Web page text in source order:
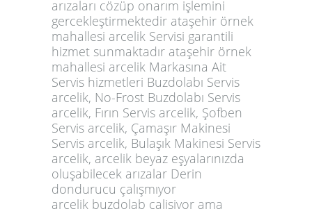
arızaları cözüp onarım işlemini
gercekleştirmektedir ataşehir örnek
mahallesi arcelik Servisi garantili
hizmet sunmaktadır ataşehir örnek
mahallesi arcelik Markasına Ait
Servis hizmetleri Buzdolabı Servis
arcelik, No-Frost Buzdolabı Servis
arcelik, Fırın Servis arcelik, Şofben
Servis arcelik, Çamaşır Makinesi
Servis arcelik, Bulaşık Makinesi Servis
arcelik, arcelik beyaz eşyalarınızda
oluşabilecek arızalar Derin
dondurucu çalışmıyor
arcelik buzdolab çalişiyor ama